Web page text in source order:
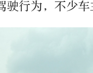
行为，不少车